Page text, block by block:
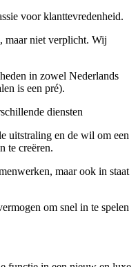
voor klanttevredenheid.
maar niet verplicht. Wij
in zowel Nederlands
is een pré).
diensten
uitstraling en de wil om een
te creëren.
maar ook in staat
om snel in te spelen